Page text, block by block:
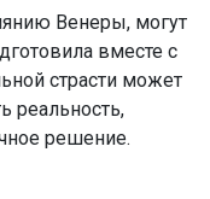
Венеры, могут
вместе с
страсти может
реальность,
решение.